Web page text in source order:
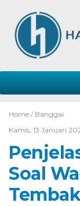
Home / Banggai
Kamis, 13 Januari
Soal